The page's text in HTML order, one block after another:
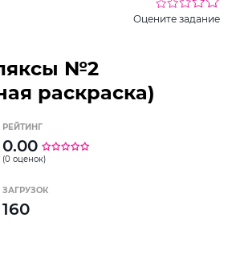
Оцените задание
№2
раскраска)
РЕЙТИНГ
0.00
(0 оценок)
ЗАГРУЗОК
160